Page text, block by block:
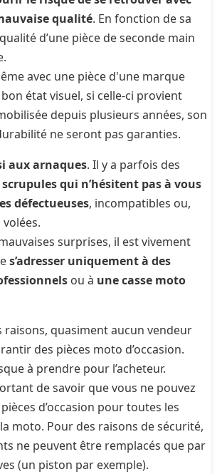
qualité. En fonction de sa
d’une pièce de seconde main
avec une pièce d'une marque
état visuel, si celle-ci provient
depuis plusieurs années, son
ne seront pas garanties.
aux arnaques. Il y a parfois des
qui n’hésitent pas à vous
défectueuses, incompatibles ou,
surprises, il est vivement
s’adresser uniquement à des
ou à une casse moto
raisons, quasiment aucun vendeur
des pièces moto d’occasion.
à prendre pour l’acheteur.
de savoir que vous ne pouvez
d’occasion pour toutes les
moto. Pour des raisons de sécurité,
ne peuvent être remplacés que par
(un piston par exemple).